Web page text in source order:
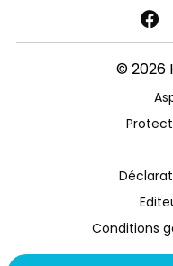
© 2026
Conditions